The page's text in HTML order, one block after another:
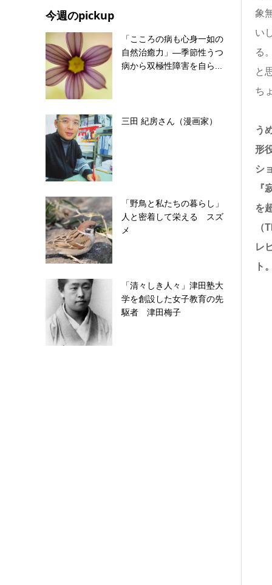
象
い
る
と
ち
う
形
シ
『
を
（
レ
ト。
今週のpickup
「こころの病も心身一如の
自然治癒力」―季節性うつ
病から双極性障害を自ら...
三田 紀房さん（漫画家）
「野鳥と私たちの暮らし」
人と密着して栄える スズ
メ
「清々しき人々」津田塾大
学を創設した女子教育の先
駆者 津田梅子